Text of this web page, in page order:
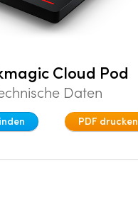
China
Cloud Pod
Daten
PDF drucken